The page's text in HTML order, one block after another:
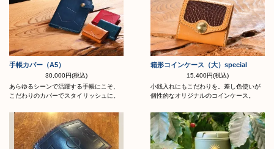
手帳カバー（A5）
30,000円(税込)
あらゆるシーンで活躍する手帳にこそ、
こだわりのカバーでスタイリッシュに。
箱形コインケース（大）special
15,400円(税込)
小銭入れにもこだわりを。差し色使いが
個性的なオリジナルのコインケース。